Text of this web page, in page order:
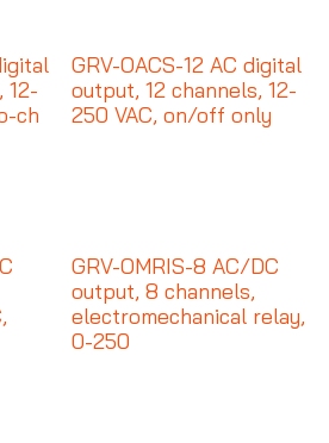
12-
ch
GRV-OACS-12 AC digital
output, 12 channels, 12-
250 VAC, on/off only
GRV-OMRIS-8 AC/DC
output, 8 channels,
electromechanical relay,
0-250